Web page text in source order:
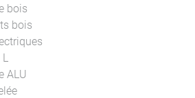
bois
bois
L
ALU